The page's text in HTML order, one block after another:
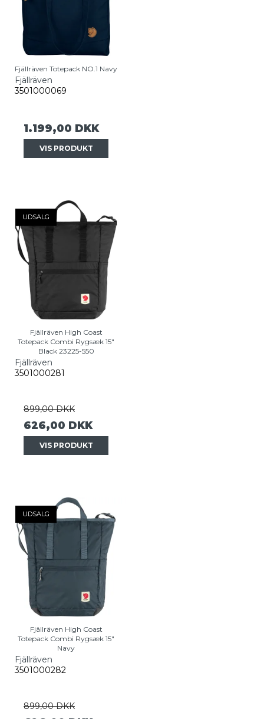
Fjällräven Totepack NO.1 Navy
Fjällräven
3501000069
1.199,00 DKK
VIS PRODUKT
UDSALG
Fjällräven High Coast
Totepack Combi Rygsæk 15"
Black 23225-550
Fjällräven
3501000281
899,00 DKK
626,00 DKK
VIS PRODUKT
UDSALG
Fjällräven High Coast
Totepack Combi Rygsæk 15"
Navy
Fjällräven
3501000282
899,00 DKK